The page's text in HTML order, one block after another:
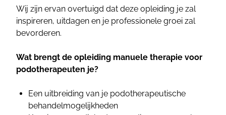
Wij zijn ervan overtuigd dat deze opleiding je zal
inspireren, uitdagen en je professionele groei zal
bevorderen.
Wat brengt de opleiding manuele therapie voor
podotherapeuten je?
Een uitbreiding van je podotherapeutische
behandelmogelijkheden